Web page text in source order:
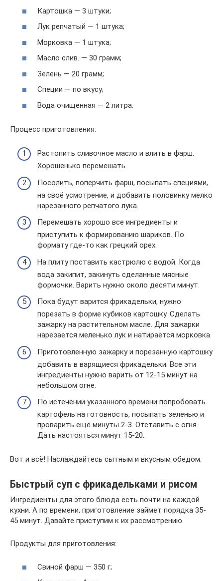
Картошка — 3 штуки;
Лук репчатый — 1 штука;
Морковка — 1 штука;
Масло слив. — 30 грамм;
Зелень — 20 грамм;
Специи — по вкусу;
Вода очищенная — 2 литра.
Процесс приготовления:
Растопить сливочное масло и влить в фарш.
Хорошенько перемешать.
Посолить, поперчить фарш, посыпать специями,
на своё усмотрение, и добавить половинку мелко
нарезанного репчатого лука.
Перемешать хорошо все ингредиенты и
приступить к формированию шариков. По
формату где-то как грецкий орех.
На плиту поставить кастрюлю с водой. Когда
вода закипит, закинуть сделанные мясные
формочки. Варить нужно около десяти минут.
Пока будут варится фрикадельки, нужно
порезать в форме кубиков картошку. Сделать
зажарку на растительном масле. Для зажарки
нарезается меленько лук и натирается морковка.
Приготовленную зажарку и порезанную картошку
добавить в варящиеся фрикадельки. Все эти
ингредиенты нужно варить от 12-15 минут на
небольшом огне.
По истечении указанного времени попробовать
картофель на готовность, посыпать зеленью и
проварить ещё минуты 2-3. Отставить с огня.
Дать настояться минут 15-20.
Вот и всё! Наслаждайтесь сытным и вкусным обедом.
Быстрый суп с фрикадельками и рисом
Ингредиенты для этого блюда есть почти на каждой
кухни. А по времени, приготовление займет порядка 35-
45 минут. Давайте приступим к их рассмотрению.
Продукты для приготовления:
Свиной фарш — 350 г;